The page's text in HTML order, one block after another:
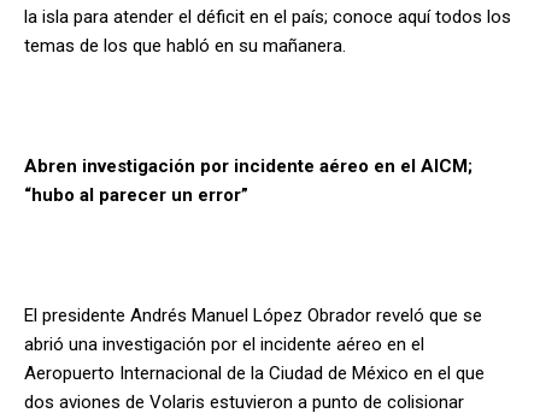
la isla para atender el déficit en el país; conoce aquí todos los
temas de los que habló en su mañanera.
Abren investigación por incidente aéreo en el AICM;
“hubo al parecer un error”
El presidente Andrés Manuel López Obrador reveló que se
abrió una investigación por el incidente aéreo en el
Aeropuerto Internacional de la Ciudad de México en el que
dos aviones de Volaris estuvieron a punto de colisionar